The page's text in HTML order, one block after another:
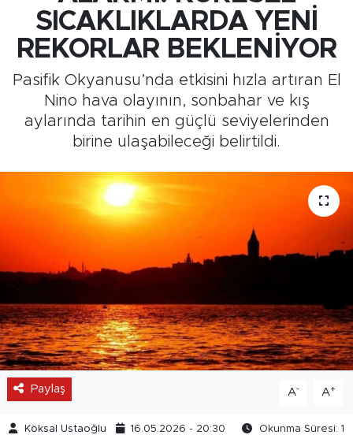
SICAKLIKLARDA YENİ
REKORLAR BEKLENİYOR
Pasifik Okyanusu’nda etkisini hızla artıran El
Nino hava olayının, sonbahar ve kış
aylarında tarihin en güçlü seviyelerinden
birine ulaşabileceği belirtildi.
Paylaş A- A+
Köksal Ustaoğlu 16.05.2026 - 20:30
Okunma Süresi: 1
Medya
Siyaset
Teknoloji
GURBETTEN SILAYA
Foto Galeri
Köşe Yazarları
Manşet
Ulusal Son Dakika Haberleri